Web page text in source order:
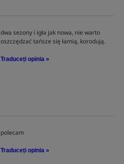
dwa sezony i igła jak nowa, nie warto
oszczędzać tańsze się łamią, korodują.
Traduceți opinia »
polecam
Traduceți opinia »